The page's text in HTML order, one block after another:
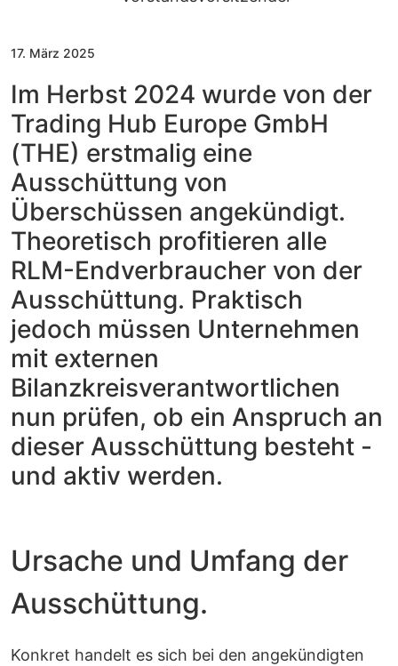
17. März 2025
Im Herbst 2024 wurde von der
Trading Hub Europe GmbH
(THE) erstmalig eine
Ausschüttung von
Überschüssen angekündigt.
Theoretisch profitieren alle
RLM-Endverbraucher von der
Ausschüttung. Praktisch
jedoch müssen Unternehmen
mit externen
Bilanzkreisverantwortlichen
nun prüfen, ob ein Anspruch an
dieser Ausschüttung besteht -
und aktiv werden.
Ursache und Umfang der
Ausschüttung.
Konkret handelt es sich bei den angekündigten